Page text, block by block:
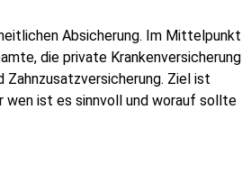
Absicherung. Im Mittelpunkt
die private Krankenversicherung
Zahnzusatzversicherung. Ziel ist
wen ist es sinnvoll und worauf sollte